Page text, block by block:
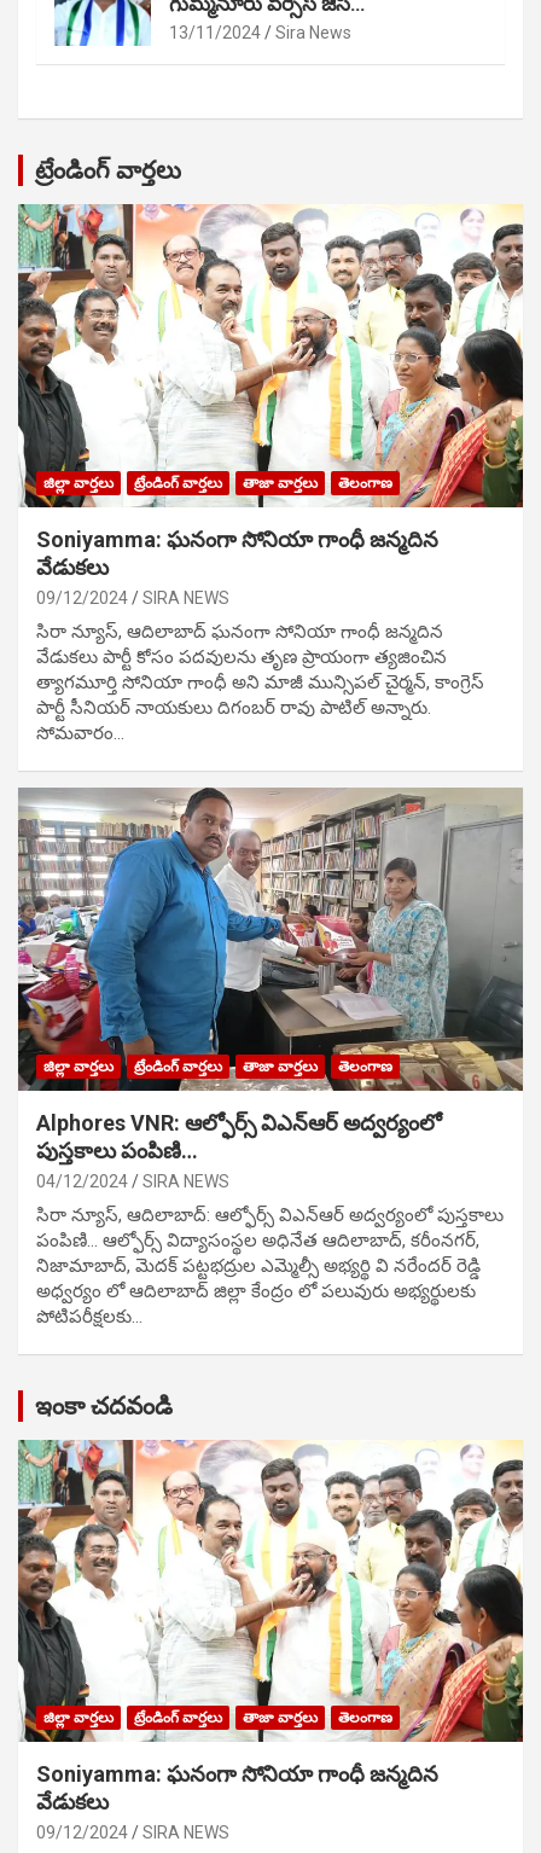
13/11/2024 Sira News
ట్రేండింగ్ వార్తలు
జిల్లా వార్తలు ట్రేండింగ్ వార్తలు తాజా వార్తలు తెలంగాణ
Soniyamma: ఘ‌నంగా సోనియా గాంధీ జ‌న్మ‌దిన
వేడుక‌లు
09/12/2024 SIRA NEWS
సిరా న్యూస్, ఆదిలాబాద్ ఘ‌నంగా సోనియా గాంధీ జ‌న్మ‌దిన
వేడుక‌లు పార్టీ కోసం ప‌ద‌వుల‌ను తృణ ప్రాయంగా త్య‌జించిన
త్యాగమూర్తి సోనియా గాంధీ అని మాజీ మున్సిప‌ల్ చైర్మ‌న్, కాంగ్రెస్
పార్టీ సీనియ‌ర్ నాయ‌కులు దిగంబ‌ర్ రావు పాటిల్ అన్నారు.
సోమవారం…
జిల్లా వార్తలు ట్రేండింగ్ వార్తలు తాజా వార్తలు తెలంగాణ
Alphores VNR: ఆల్ఫోర్స్ విఎన్ఆర్ అద్వర్యంలో
పుస్తకాలు పంపిణి…
04/12/2024 SIRA NEWS
సిరా న్యూస్, ఆదిలాబాద్: ఆల్ఫోర్స్ విఎన్ఆర్ అద్వర్యంలో పుస్తకాలు
పంపిణి… ఆల్ఫోర్స్ విద్యాసంస్థల అధినేత ఆదిలాబాద్, కరీంనగర్,
నిజామాబాద్, మెదక్ పట్టభద్రుల ఎమ్మెల్సీ అభ్యర్థి వి నరేందర్ రెడ్డి
అధ్వర్యం లో ఆదిలాబాద్ జిల్లా కేంద్రం లో పలువురు అభ్యర్థులకు
పోటిప‌రీక్ష‌ల‌కు…
ఇంకా చదవండి
జిల్లా వార్తలు ట్రేండింగ్ వార్తలు తాజా వార్తలు తెలంగాణ
Soniyamma: ఘ‌నంగా సోనియా గాంధీ జ‌న్మ‌దిన
వేడుక‌లు
09/12/2024 SIRA NEWS